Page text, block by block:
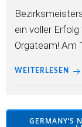
ein voller
Orgateam! Am
WEITERLESEN
GERMANY’S